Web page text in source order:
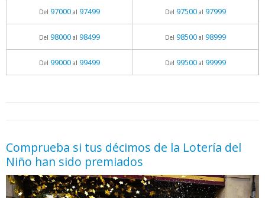
Del 97000al 97499 Del 97500al 97999
Del 98000al 98499 Del 98500al 98999
Del 99000al 99499 Del 99500al 99999
Comprueba si tus décimos de la Lotería del
Niño han sido premiados